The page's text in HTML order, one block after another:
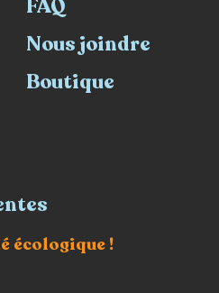
FAQ
Nous joindre
Boutique
écologique !